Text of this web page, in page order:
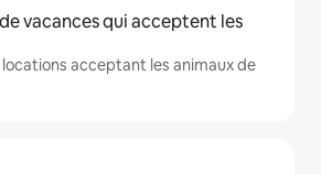
vacances qui acceptent les
locations acceptant les animaux de